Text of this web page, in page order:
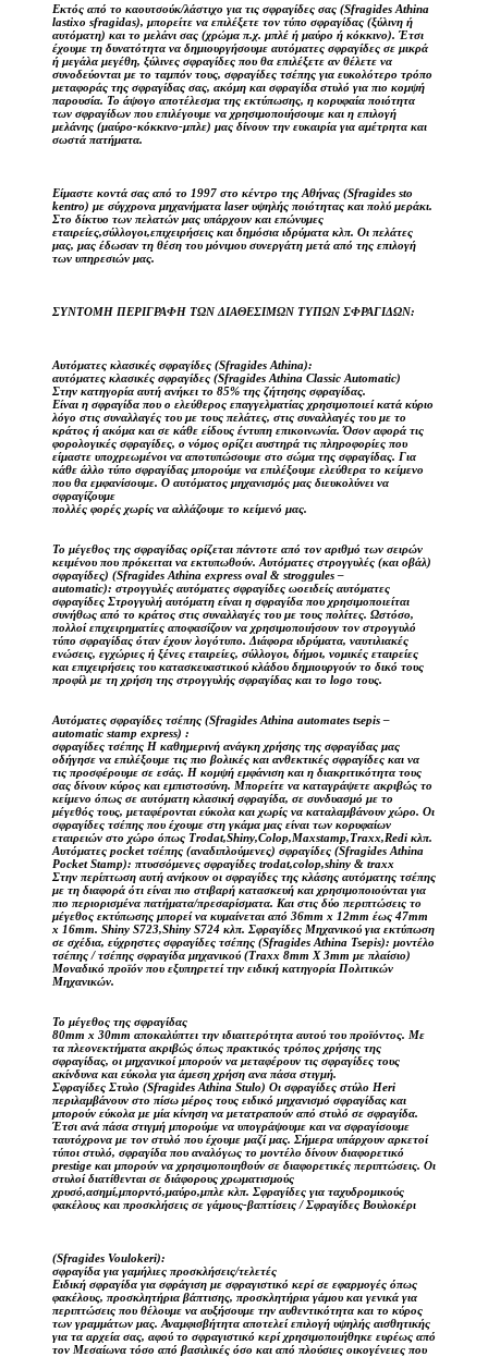
Εκτός από το καουτσούκ/λάστιχο για τις σφραγίδες σας (Sfragides Athina
lastixo sfragidas), μπορείτε να επιλέξετε τον τύπο σφραγίδας (ξύλινη ή
αυτόματη) και το μελάνι σας (χρώμα π.χ. μπλέ ή μαύρο ή κόκκινο). Έτσι
έχουμε τη δυνατότητα να δημιουργήσουμε αυτόματες σφραγίδες σε μικρά
ή μεγάλα μεγέθη, ξύλινες σφραγίδες που θα επιλέξετε αν θέλετε να
συνοδεύονται με το ταμπόν τους, σφραγίδες τσέπης για ευκολότερο τρόπο
μεταφοράς της σφραγίδας σας, ακόμη και σφραγίδα στυλό για πιο κομψή
παρουσία. Το άψογο αποτέλεσμα της εκτύπωσης, η κορυφαία ποιότητα
των σφραγίδων που επιλέγουμε να χρησιμοποιήσουμε και η επιλογή
μελάνης (μαύρο-κόκκινο-μπλε) μας δίνουν την ευκαιρία για αμέτρητα και
σωστά πατήματα.
Είμαστε κοντά σας από το 1997 στο κέντρο της Αθήνας (Sfragides sto
kentro) με σύγχρονα μηχανήματα laser υψηλής ποιότητας και πολύ μεράκι.
Στο δίκτυο των πελατών μας υπάρχουν και επώνυμες
εταιρείες,σύλλογοι,επιχειρήσεις και δημόσια ιδρύματα κλπ. Οι πελάτες
μας, μας έδωσαν τη θέση του μόνιμου συνεργάτη μετά από της επιλογή
των υπηρεσιών μας.
ΣΥΝΤΟΜΗ ΠΕΡΙΓΡΑΦΗ ΤΩΝ ΔΙΑΘΕΣΙΜΩΝ ΤΥΠΩΝ ΣΦΡΑΓΙΔΩΝ:
Αυτόματες κλασικές σφραγίδες (Sfragides Athina):
αυτόματες κλασικές σφραγίδες (Sfragides Athina Classic Automatic)
Στην κατηγορία αυτή ανήκει το 85% της ζήτησης σφραγίδας.
Είναι η σφραγίδα που ο ελεύθερος επαγγελματίας χρησιμοποιεί κατά κύριο
λόγο στις συναλλαγές του με τους πελάτες, στις συναλλαγές του με το
κράτος ή ακόμα και σε κάθε είδους έντυπη επικοινωνία. Όσον αφορά τις
φορολογικές σφραγίδες, ο νόμος ορίζει αυστηρά τις πληροφορίες που
είμαστε υποχρεωμένοι να αποτυπώσουμε στο σώμα της σφραγίδας. Για
κάθε άλλο τύπο σφραγίδας μπορούμε να επιλέξουμε ελεύθερα το κείμενο
που θα εμφανίσουμε. Ο αυτόματος μηχανισμός μας διευκολύνει να
σφραγίζουμε
πολλές φορές χωρίς να αλλάζουμε το κείμενό μας.
Το μέγεθος της σφραγίδας ορίζεται πάντοτε από τον αριθμό των σειρών
κειμένου που πρόκειται να εκτυπωθούν. Αυτόματες στρογγυλές (και οβάλ)
σφραγίδες) (Sfragides Athina express oval & stroggules –
automatic): στρογγυλές αυτόματες σφραγίδες ωοειδείς αυτόματες
σφραγίδες Στρογγυλή αυτόματη είναι η σφραγίδα που χρησιμοποιείται
συνήθως από το κράτος στις συναλλαγές του με τους πολίτες. Ωστόσο,
πολλοί επιχειρηματίες αποφασίζουν να χρησιμοποιήσουν τον στρογγυλό
τύπο σφραγίδας όταν έχουν λογότυπο. Διάφορα ιδρύματα, ναυτιλιακές
ενώσεις, εγχώριες ή ξένες εταιρείες, σύλλογοι, δήμοι, νομικές εταιρείες
και επιχειρήσεις του κατασκευαστικού κλάδου δημιουργούν το δικό τους
προφίλ με τη χρήση της στρογγυλής σφραγίδας και το logo τους.
Αυτόματες σφραγίδες τσέπης (Sfragides Athina automates tsepis –
automatic stamp express) :
σφραγίδες τσέπης Η καθημερινή ανάγκη χρήσης της σφραγίδας μας
οδήγησε να επιλέξουμε τις πιο βολικές και ανθεκτικές σφραγίδες και να
τις προσφέρουμε σε εσάς. Η κομψή εμφάνιση και η διακριτικότητα τους
σας δίνουν κύρος και εμπιστοσύνη. Μπορείτε να καταγράψετε ακριβώς το
κείμενο όπως σε αυτόματη κλασική σφραγίδα, σε συνδυασμό με το
μέγεθός τους, μεταφέρονται εύκολα και χωρίς να καταλαμβάνουν χώρο. Οι
σφραγίδες τσέπης που έχουμε στη γκάμα μας είναι των κορυφαίων
εταιρειών στο χώρο όπως Trodat,Shiny,Colop,Maxstamp,Traxx,Redi κλπ.
Αυτόματες pocket τσέπης (αναδιπλούμενες) σφραγίδες (Sfragides Athina
Pocket Stamp): πτυσσόμενες σφραγίδες trodat,colop,shiny & traxx
Στην περίπτωση αυτή ανήκουν οι σφραγίδες της κλάσης αυτόματης τσέπης
με τη διαφορά ότι είναι πιο στιβαρή κατασκευή και χρησιμοποιούνται για
πιο περιορισμένα πατήματα/πρεσαρίσματα. Και στις δύο περιπτώσεις το
μέγεθος εκτύπωσης μπορεί να κυμαίνεται από 36mm x 12mm έως 47mm
x 16mm. Shiny S723,Shiny S724 κλπ. Σφραγίδες Μηχανικού για εκτύπωση
σε σχέδια, εύχρηστες σφραγίδες τσέπης (Sfragides Athina Tsepis): μοντέλο
τσέπης / τσέπης σφραγίδα μηχανικού (Traxx 8mm X 3mm με πλαίσιο)
Μοναδικό προϊόν που εξυπηρετεί την ειδική κατηγορία Πολιτικών
Μηχανικών.
Το μέγεθος της σφραγίδας
80mm x 30mm αποκαλύπτει την ιδιαιτερότητα αυτού του προϊόντος. Με
τα πλεονεκτήματα ακριβώς όπως πρακτικός τρόπος χρήσης της
σφραγίδας, οι μηχανικοί μπορούν να μεταφέρουν τις σφραγίδες τους
ακίνδυνα και εύκολα για άμεση χρήση ανα πάσα στιγμή.
Σφραγίδες Στυλο (Sfragides Athina Stulo) Οι σφραγίδες στύλο Heri
περιλαμβάνουν στο πίσω μέρος τους ειδικό μηχανισμό σφραγίδας και
μπορούν εύκολα με μία κίνηση να μετατραπούν από στυλό σε σφραγίδα.
Έτσι ανά πάσα στιγμή μπορούμε να υπογράψουμε και να σφραγίσουμε
ταυτόχρονα με τον στυλό που έχουμε μαζί μας. Σήμερα υπάρχουν αρκετοί
τύποι στυλό, σφραγίδα που αναλόγως το μοντέλο δίνουν διαφορετικό
prestige και μπορούν να χρησιμοποιηθούν σε διαφορετικές περιπτώσεις. Οι
στυλοί διατίθενται σε διάφορους χρωματισμούς
χρυσό,ασημί,μπορντό,μαύρο,μπλε κλπ. Σφραγίδες για ταχυδρομικούς
φακέλους και προσκλήσεις σε γάμους-βαπτίσεις / Σφραγίδες Βουλοκέρι
(Sfragides Voulokeri):
σφραγίδα για γαμήλιες προσκλήσεις/τελετές
Ειδική σφραγίδα για σφράγιση με σφραγιστικό κερί σε εφαρμογές όπως
φακέλους, προσκλητήρια βάπτισης, προσκλητήρια γάμου και γενικά για
περιπτώσεις που θέλουμε να αυξήσουμε την αυθεντικότητα και το κύρος
των γραμμάτων μας. Αναμφισβήτητα αποτελεί επιλογή υψηλής αισθητικής
για τα αρχεία σας, αφού το σφραγιστικό κερί χρησιμοποιήθηκε ευρέως από
τον Μεσαίωνα τόσο από βασιλικές όσο και από πλούσιες οικογένειες που